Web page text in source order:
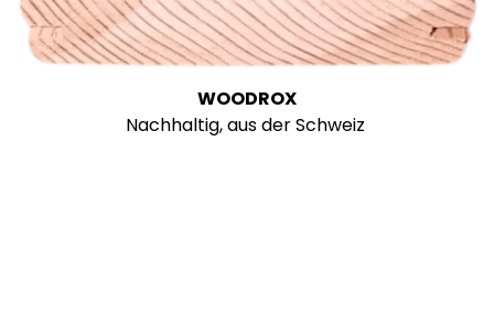
WOODROX
Nachhaltig, aus der Schweiz